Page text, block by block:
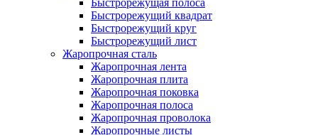
Быстрорежущий квадрат
Быстрорежущий круг
Быстрорежущий лист
Жаропрочная сталь
Жаропрочная лента
Жаропрочная плита
Жаропрочная поковка
Жаропрочная полоса
Жаропрочная проволока
Жаропрочные листы